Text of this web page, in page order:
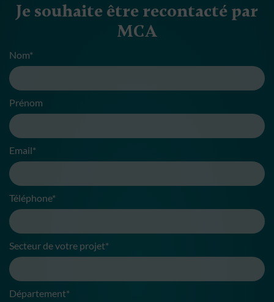
Je souhaite être recontacté par
MCA
Nom*
Prénom
Email*
Téléphone*
Secteur de votre projet*
Département*